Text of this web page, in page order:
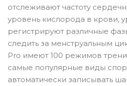
отслеживают частоту
уровень кислорода в крови,
регистрируют различные
следить за менструальным
Pro имеют 100 режимов
самые популярные виды
автоматически записывать